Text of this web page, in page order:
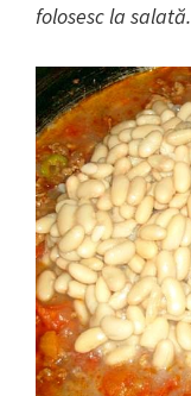
folosesc la salată.